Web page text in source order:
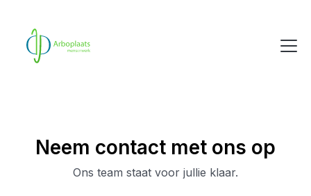
Neem contact met ons op
Ons team staat voor jullie klaar.